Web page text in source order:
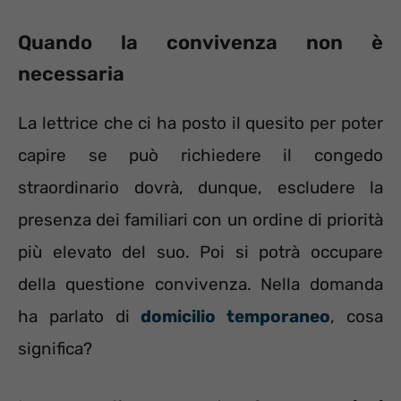
Quando la convivenza non è
necessaria
La lettrice che ci ha posto il quesito per poter
capire se può richiedere il congedo
straordinario dovrà, dunque, escludere la
presenza dei familiari con un ordine di priorità
più elevato del suo. Poi si potrà occupare
della questione convivenza. Nella domanda
ha parlato di domicilio temporaneo, cosa
significa?